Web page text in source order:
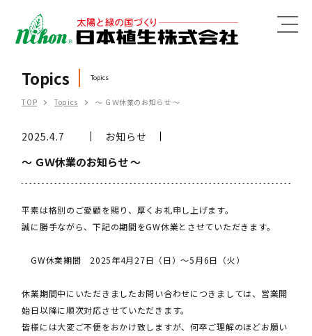
MENU
Topics Topics
TOP Topics ～ ＧＷ休業のお知らせ ～
2025.4.7 お知らせ
～ ＧＷ休業のお知らせ ～
平素は格別のご愛顧を賜り、厚くお礼申し上げます。
誠に勝手ながら、下記の期間をGW休業とさせていただきます。
GW休業期間 2025年4月27日（日）～5月6日（火）
休業期間中にいただきましたお問い合わせにつきましては、営業開
始日以降に順次対応させていただきます。
皆様には大変ご不便をおかけ致しますが、何卒ご理解のほどお願い